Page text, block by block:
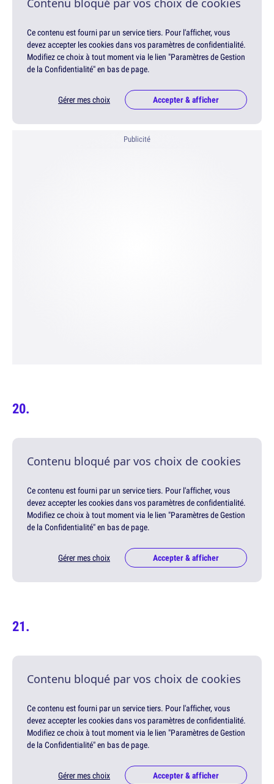
Contenu bloqué par vos choix de cookies
Ce contenu est fourni par un service tiers. Pour l'afficher, vous
devez accepter les cookies dans vos paramètres de confidentialité.
Modifiez ce choix à tout moment via le lien "Paramètres de Gestion
de la Confidentialité" en bas de page.
Gérer mes choix Accepter & afficher
Publicité
Contenu bloqué par vos choix de cookies
Ce contenu est fourni par un service tiers. Pour l'afficher, vous
devez accepter les cookies dans vos paramètres de confidentialité.
Modifiez ce choix à tout moment via le lien "Paramètres de Gestion
de la Confidentialité" en bas de page.
Gérer mes choix Accepter & afficher
Contenu bloqué par vos choix de cookies
Ce contenu est fourni par un service tiers. Pour l'afficher, vous
devez accepter les cookies dans vos paramètres de confidentialité.
Modifiez ce choix à tout moment via le lien "Paramètres de Gestion
de la Confidentialité" en bas de page.
Gérer mes choix Accepter & afficher